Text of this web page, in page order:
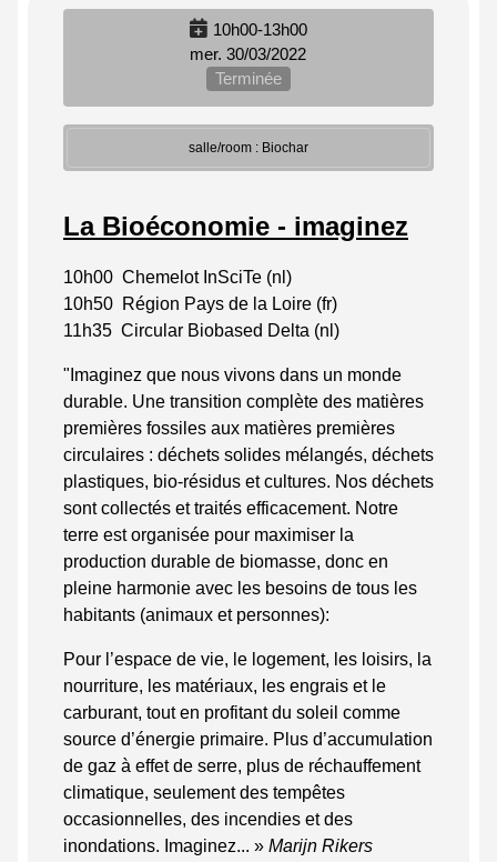
10h00-13h00
mer. 30/03/2022
Terminée
salle/room : Biochar
La Bioéconomie - imaginez
10h00 Chemelot InSciTe (nl)
10h50 Région Pays de la Loire (fr)
11h35 Circular Biobased Delta (nl)
"Imaginez que nous vivons dans un monde
durable. Une transition complète des matières
premières fossiles aux matières premières
circulaires : déchets solides mélangés, déchets
plastiques, bio-résidus et cultures. Nos déchets
sont collectés et traités efficacement. Notre
terre est organisée pour maximiser la
production durable de biomasse, donc en
pleine harmonie avec les besoins de tous les
habitants (animaux et personnes):
Pour l’espace de vie, le logement, les loisirs, la
nourriture, les matériaux, les engrais et le
carburant, tout en profitant du soleil comme
source d’énergie primaire. Plus d’accumulation
de gaz à effet de serre, plus de réchauffement
climatique, seulement des tempêtes
occasionnelles, des incendies et des
inondations. Imaginez... » Marijn Rikers